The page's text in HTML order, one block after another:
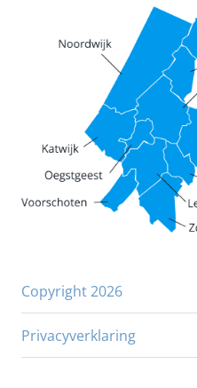
Copyright 2026
Privacyverklaring